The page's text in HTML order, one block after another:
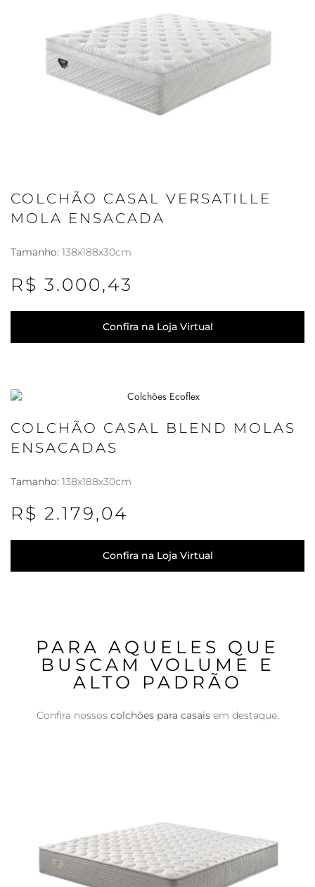
COLCHÃO CASAL VERSATILLE
MOLA ENSACADA
Tamanho: 138x188x30cm
R$ 3.000,43
Confira na Loja Virtual
COLCHÃO CASAL BLEND MOLAS
ENSACADAS
Tamanho: 138x188x30cm
R$ 2.179,04
Confira na Loja Virtual
PARA AQUELES QUE
BUSCAM VOLUME E
ALTO PADRÃO
Confira nossos colchões para casaisem destaque.